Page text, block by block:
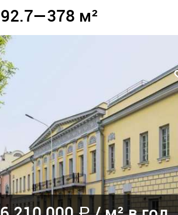
92.7—378 м²